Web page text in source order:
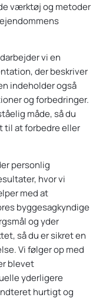
værktøj og metoder
vi en
der beskriver
indeholder også
og forbedringer.
måde, så du
til at forbedre eller
personlig
hvor vi
med at
byggesagkyndige
og yder
så du er sikret en
Vi følger op med
blevet
yderligere
hurtigt og